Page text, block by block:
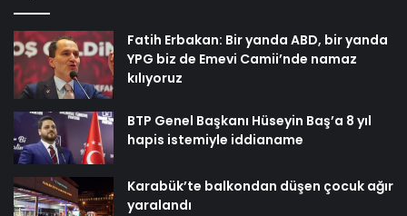
Fatih Erbakan: Bir yanda ABD, bir yanda
YPG biz de Emevi Camii’nde namaz
kılıyoruz
BTP Genel Başkanı Hüseyin Baş’a 8 yıl
hapis istemiyle iddianame
Karabük’te balkondan düşen çocuk ağır
yaralandı